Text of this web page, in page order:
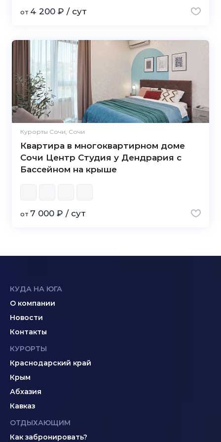
от 4 200 ₽ / сут
Курорты Сочи, Сочи
Квартира в многоквартирном доме
Сочи Центр Студия у Дендрария с
Бассейном на крыше
от 7 000 ₽ / сут
КУДА НА ЮГА
О компании
Новости
Контакты
КУРОРТЫ
Краснодарский край
Крым
Абхазия
Кавказ
ОТДЫХАЮЩИМ
Как забронировать?